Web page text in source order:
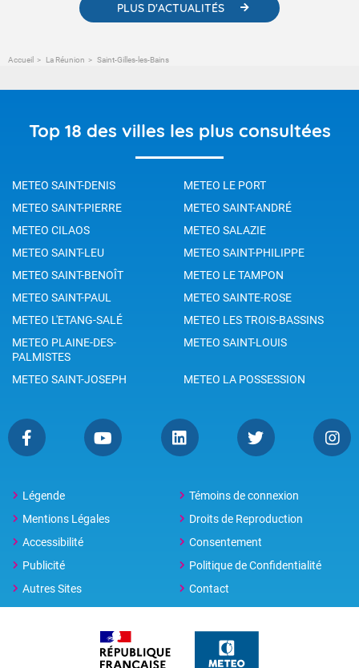
PLUS D'ACTUALITÉS
Accueil La Réunion Saint-Gilles-les-Bains
Top 18 des villes les plus consultées
METEO SAINT-DENIS
METEO LE PORT
METEO SAINT-PIERRE
METEO SAINT-ANDRÉ
METEO CILAOS
METEO SALAZIE
METEO SAINT-LEU
METEO SAINT-PHILIPPE
METEO SAINT-BENOÎT
METEO LE TAMPON
METEO SAINT-PAUL
METEO SAINTE-ROSE
METEO L'ETANG-SALÉ
METEO LES TROIS-BASSINS
METEO PLAINE-DES-
PALMISTES
METEO SAINT-LOUIS
METEO SAINT-JOSEPH METEO LA POSSESSION
Légende
Témoins de connexion
Mentions Légales
Droits de Reproduction
Accessibilité
Consentement
Publicité
Politique de Confidentialité
Autres Sites
Contact